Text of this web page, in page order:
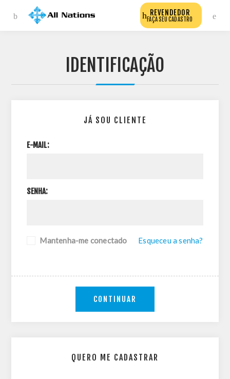
REVENDEDOR
FAÇA SEU CADASTRO
IDENTIFICAÇÃO
QUERO ME CADASTRAR
JÁ SOU CLIENTE
E-MAIL:
SENHA:
Mantenha-me conectado Esqueceu a senha?
CONTINUAR